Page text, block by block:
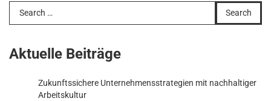
Search
for:
Aktuelle Beiträge
Zukunftssichere Unternehmensstrategien mit nachhaltiger
Arbeitskultur